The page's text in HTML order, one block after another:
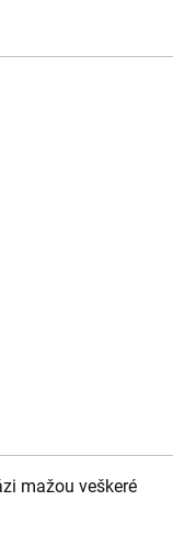
mažou veškeré